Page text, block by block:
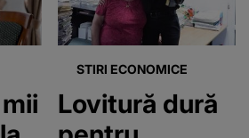
STIRI ECONOMICE
Lovitură dură